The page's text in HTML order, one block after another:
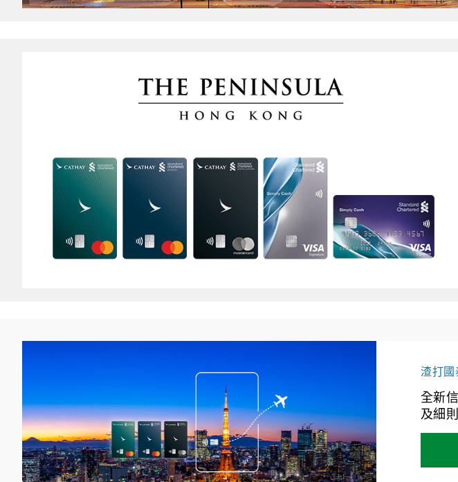
渣打國
全新
及細